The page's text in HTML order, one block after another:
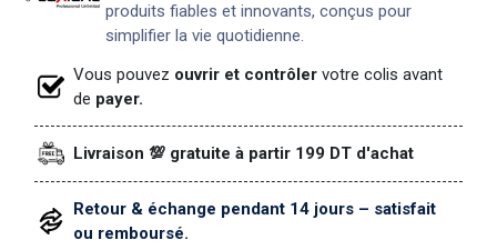
produits fiables et innovants, conçus pour
simplifier la vie quotidienne.
Vous pouvez ouvrir et contrôler votre colis avant
de payer.
Livraison 💯 gratuite à partir 199 DT d'achat
Retour & échange pendant 14 jours – satisfait
ou remboursé.